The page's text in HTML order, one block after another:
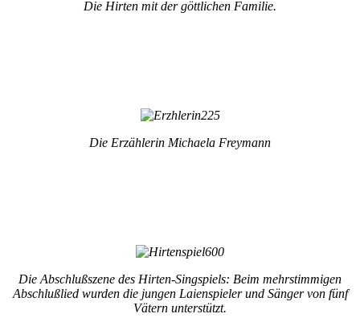
Die Hirten mit der göttlichen Familie.
Die Erzählerin Michaela Freymann
Die Abschlußszene des Hirten-Singspiels: Beim mehrstimmigen
Abschlußlied wurden die jungen Laienspieler und Sänger von fünf
Vätern unterstützt.